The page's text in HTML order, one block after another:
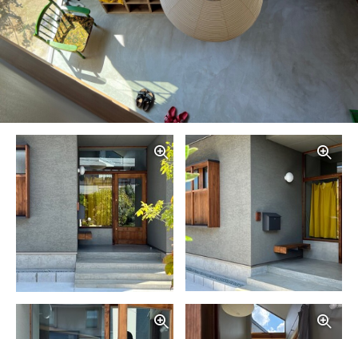
写真を拡大する
写真を拡大する